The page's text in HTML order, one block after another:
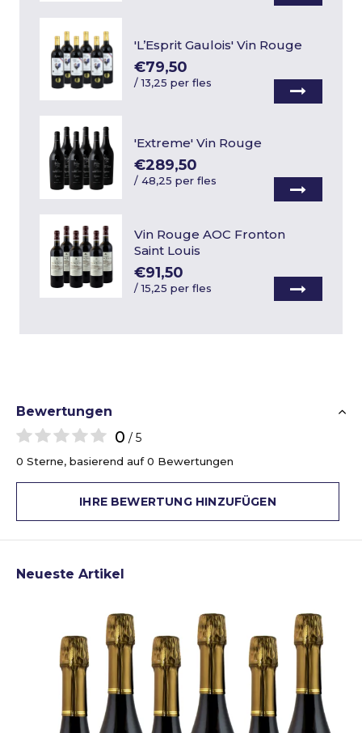
'L’Esprit Gaulois' Vin Rouge
€79,50
/13,25 per fles
'Extreme' Vin Rouge
€289,50
/48,25 per fles
Vin Rouge AOC Fronton
Saint Louis
€91,50
/15,25 per fles
Bewertungen
0 / 5
0 Sterne, basierend auf 0 Bewertungen
IHRE BEWERTUNG HINZUFÜGEN
Neueste Artikel